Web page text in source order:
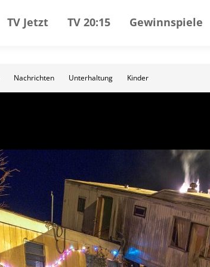
TV Jetzt TV 20:15 Gewinnspiele
Nachrichten Unterhaltung Kinder